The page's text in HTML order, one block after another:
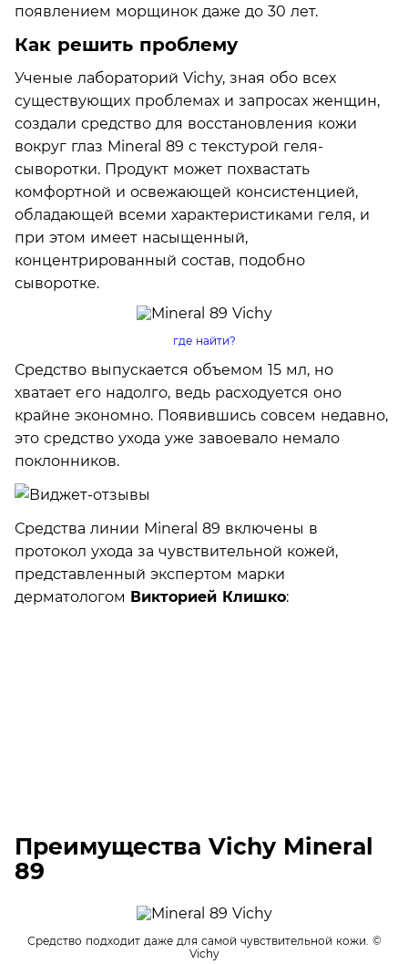
появлением морщинок даже до 30 лет.
Как решить проблему
Ученые лабораторий Vichy, зная обо всех
существующих проблемах и запросах женщин,
создали средство для восстановления кожи
вокруг глаз Mineral 89 с текстурой геля-
сыворотки. Продукт может похвастать
комфортной и освежающей консистенцией,
обладающей всеми характеристиками геля, и
при этом имеет насыщенный,
концентрированный состав, подобно
сыворотке.
где найти?
Средство выпускается объемом 15 мл, но
хватает его надолго, ведь расходуется оно
крайне экономно. Появившись совсем недавно,
это средство ухода уже завоевало немало
поклонников.
Средства линии Mineral 89 включены в
протокол ухода за чувствительной кожей,
представленный экспертом марки
дерматологом Викторией Клишко:
Преимущества Vichy Mineral
89
Средство подходит даже для самой чувствительной кожи. ©
Vichy